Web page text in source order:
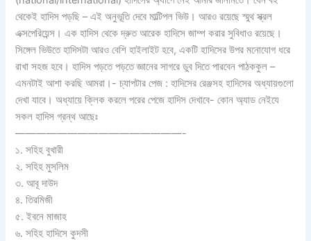
থেকেই হাদিস পড়ছি – এই অনুভূতি দেবে মাল্টিপল ভিউ। আরও রয়েছে স্মুথ স্ক্রল
এক্সপেরিয়েন্স। এক হাদিস থেকে দ্রুত আরেক হাদিসে জাম্প করার সুবিধাও রয়েছে।
সিঙ্গেল ভিউতে হাদিসটা আরও বেশি হাইলাইট হবে, একটি হাদিসের উপর মনোযোগ ধরে
রাখা সহজ হবে। হাদিস পড়তে পড়তে জ্ঞানের সাগরে ডুব দিতে পারবেন পাঠককুল –
এমনটাই আশা করছি আমরা।- চ্যাপটার পেজ : হাদিসের রেঞ্জসহ হাদিসের অধ্যায়গুলো
দেখা যাবে। অধ্যায়ে ক্লিক করলে পরের পেজে হাদিস দেখাবে- কোন অ্যাড নেইযে
সকল হাদিস গ্রন্থ আছেঃ
————————————————-
১. সহিহ বুখারী
২. সহিহ মুসলিম
৩. আবূ দাউদ
৪. তিরমিজী
৫. ইবনে মাজাহ
৬. সহিহ হাদিসে কুদসী